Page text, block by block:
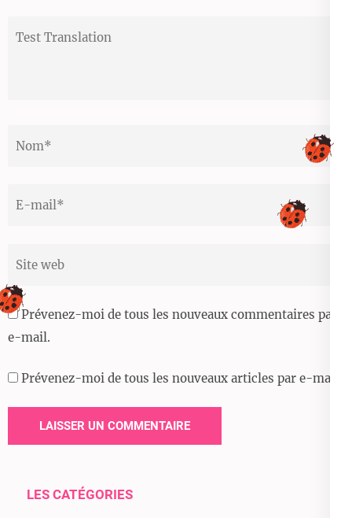
Prévenez-moi de tous les nouveaux commentaires par
e-mail.
Prévenez-moi de tous les nouveaux articles par e-mail.
LES CATÉGORIES